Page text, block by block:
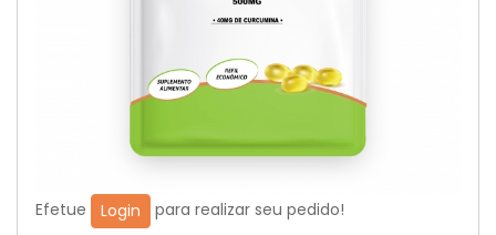
Efetue Login para realizar seu pedido!